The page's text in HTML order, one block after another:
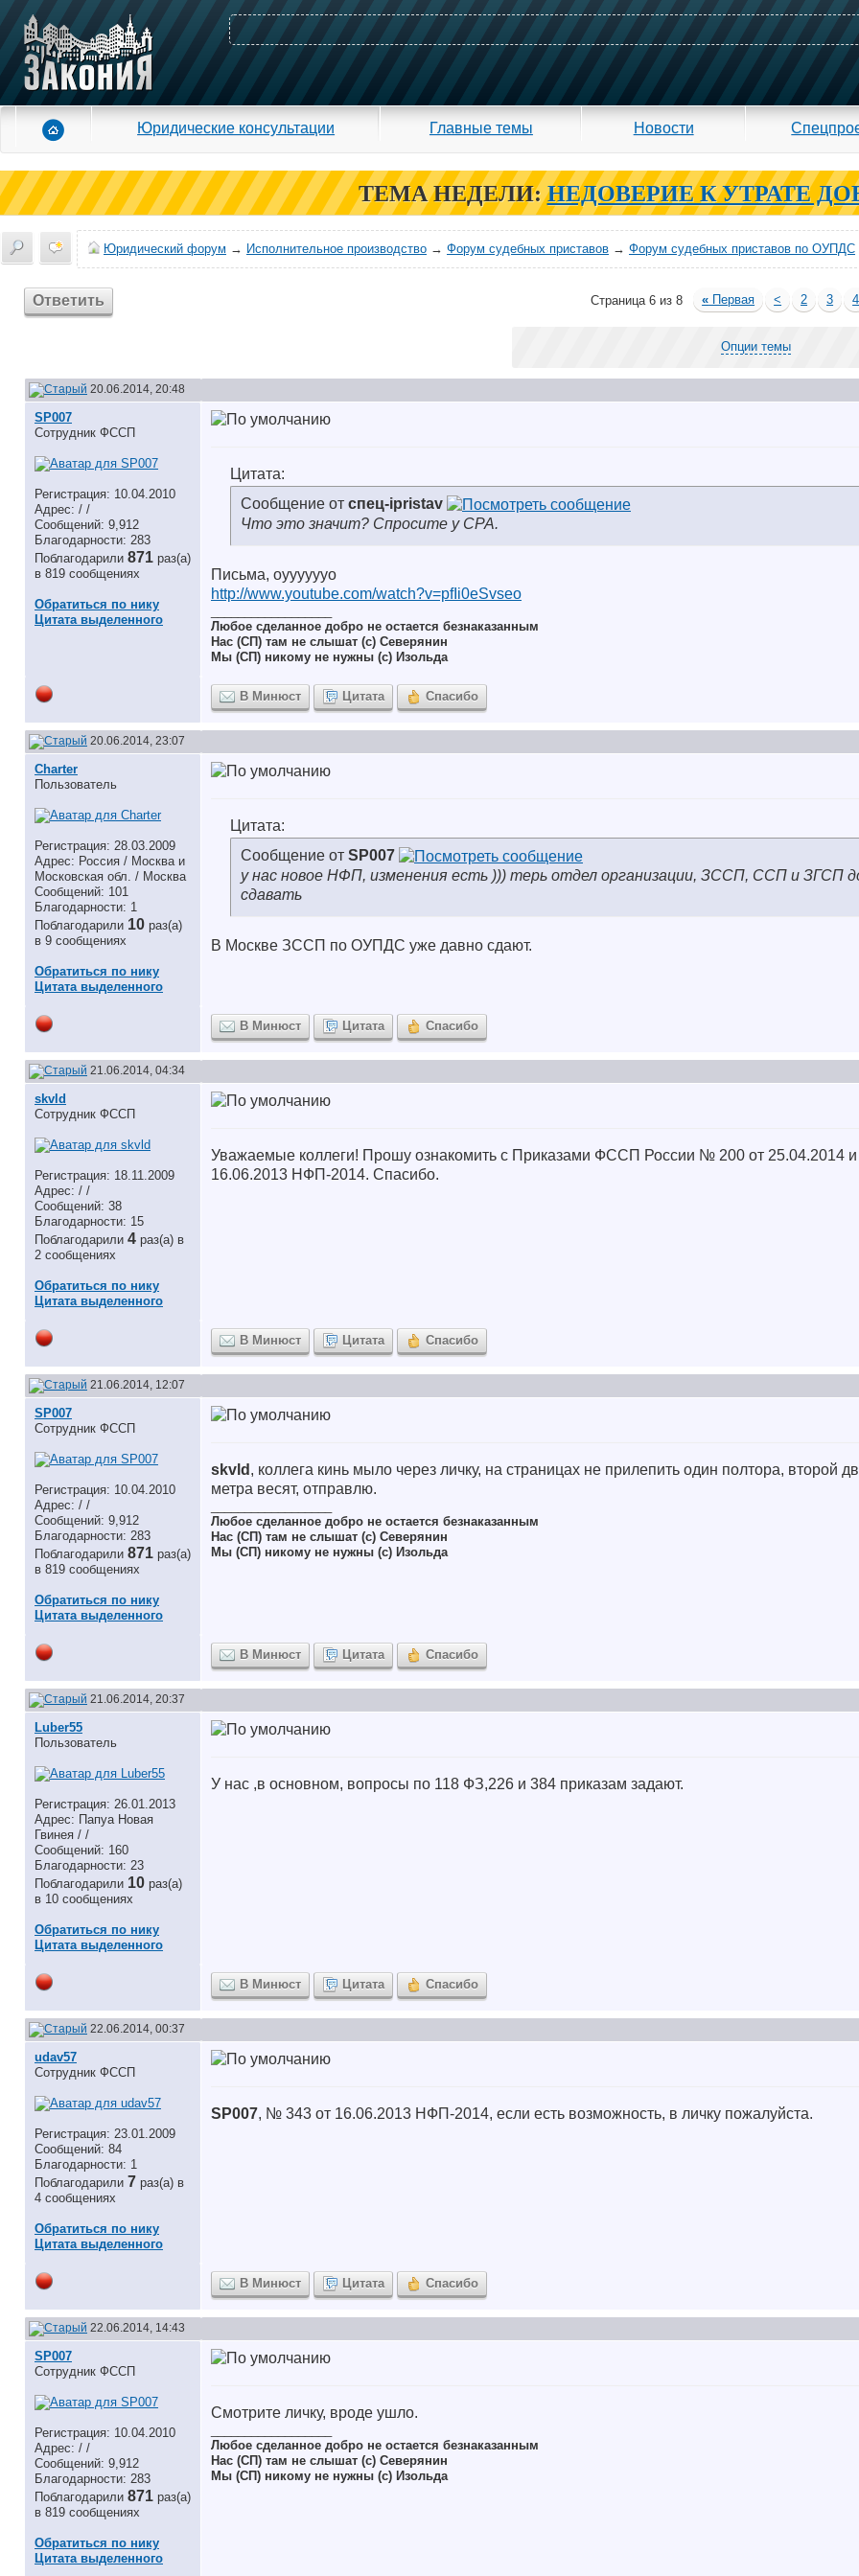
Юридические консультации Главные темы Новости
ТЕМА НЕДЕЛИ: НЕДОВЕРИЕ К УТРАТЕ
Юридический форум → Исполнительное производство → Форум судебных приставов → Форум судебных приставов по ОУПДС
Ответить Страница 6 из 8 « Первая < 2 3 4
Опции темы
20.06.2014, 20:48
SP007
Сотрудник ФССП
Регистрация: 10.04.2010
Адрес: / /
Сообщений: 9,912
Благодарности: 283
Поблагодарили 871 раз(а)
в 819 сообщениях
Обратиться по нику
Цитата выделенного
Цитата:
Сообщение от спец-ipristav
Что это значит? Спросите у СРА.
Письма, оууууууо
http://www.youtube.com/watch?v=pfIi0eSvseo
Любое сделанное добро не остается безнаказанным
Нас (СП) там не слышат (с) Северянин
Мы (СП) никому не нужны (с) Изольда
В Минюст Цитата Спасибо
20.06.2014, 23:07
Charter
Пользователь
Регистрация: 28.03.2009
Адрес: Россия / Москва и
Московская обл. / Москва
Сообщений: 101
Благодарности: 1
Поблагодарили 10 раз(а)
в 9 сообщениях
Обратиться по нику
Цитата выделенного
Цитата:
Сообщение от SP007
у нас новое НФП, изменения есть ))) терь отдел организации, ЗССП, ССП и ЗГСП
сдавать
В Москве ЗССП по ОУПДС уже давно сдают.
В Минюст Цитата Спасибо
21.06.2014, 04:34
skvld
Сотрудник ФССП
Регистрация: 18.11.2009
Адрес: / /
Сообщений: 38
Благодарности: 15
Поблагодарили 4 раз(а) в
2 сообщениях
Обратиться по нику
Цитата выделенного
Уважаемые коллеги! Прошу ознакомить с Приказами ФССП России № 200 от 25.04.2014
16.06.2013 НФП-2014. Спасибо.
В Минюст Цитата Спасибо
21.06.2014, 12:07
SP007
Сотрудник ФССП
Регистрация: 10.04.2010
Адрес: / /
Сообщений: 9,912
Благодарности: 283
Поблагодарили 871 раз(а)
в 819 сообщениях
Обратиться по нику
Цитата выделенного
skvld , коллега кинь мыло через личку, на страницах не прилепить один полтора, второй
метра весят, отправлю.
Любое сделанное добро не остается безнаказанным
Нас (СП) там не слышат (с) Северянин
Мы (СП) никому не нужны (с) Изольда
В Минюст Цитата Спасибо
21.06.2014, 20:37
Luber55
Пользователь
Регистрация: 26.01.2013
Адрес: Папуа Новая
Гвинея / /
Сообщений: 160
Благодарности: 23
Поблагодарили 10 раз(а)
в 10 сообщениях
Обратиться по нику
Цитата выделенного
У нас ,в основном, вопросы по 118 ФЗ,226 и 384 приказам задают.
В Минюст Цитата Спасибо
22.06.2014, 00:37
udav57
Сотрудник ФССП
Регистрация: 23.01.2009
Сообщений: 84
Благодарности: 1
Поблагодарили 7 раз(а) в
4 сообщениях
Обратиться по нику
Цитата выделенного
SP007, № 343 от 16.06.2013 НФП-2014, если есть возможность, в личку пожалуйста.
В Минюст Цитата Спасибо
22.06.2014, 14:43
SP007
Сотрудник ФССП
Регистрация: 10.04.2010
Адрес: / /
Сообщений: 9,912
Благодарности: 283
Поблагодарили 871 раз(а)
в 819 сообщениях
Обратиться по нику
Цитата выделенного
Смотрите личку, вроде ушло.
Любое сделанное добро не остается безнаказанным
Нас (СП) там не слышат (с) Северянин
Мы (СП) никому не нужны (с) Изольда